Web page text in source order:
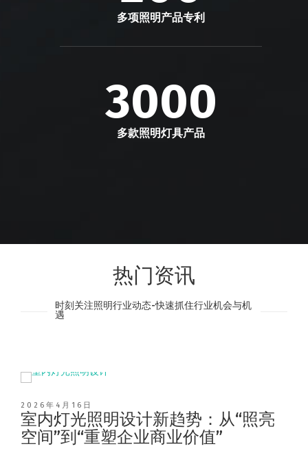
多项照明产品专利
3000
多款照明灯具产品
热门资讯
时刻关注照明行业动态-快速抓住行业机会与机
遇
2026年4月16日
室内灯光照明设计新趋势：从“照亮
空间”到“重塑企业商业价值”